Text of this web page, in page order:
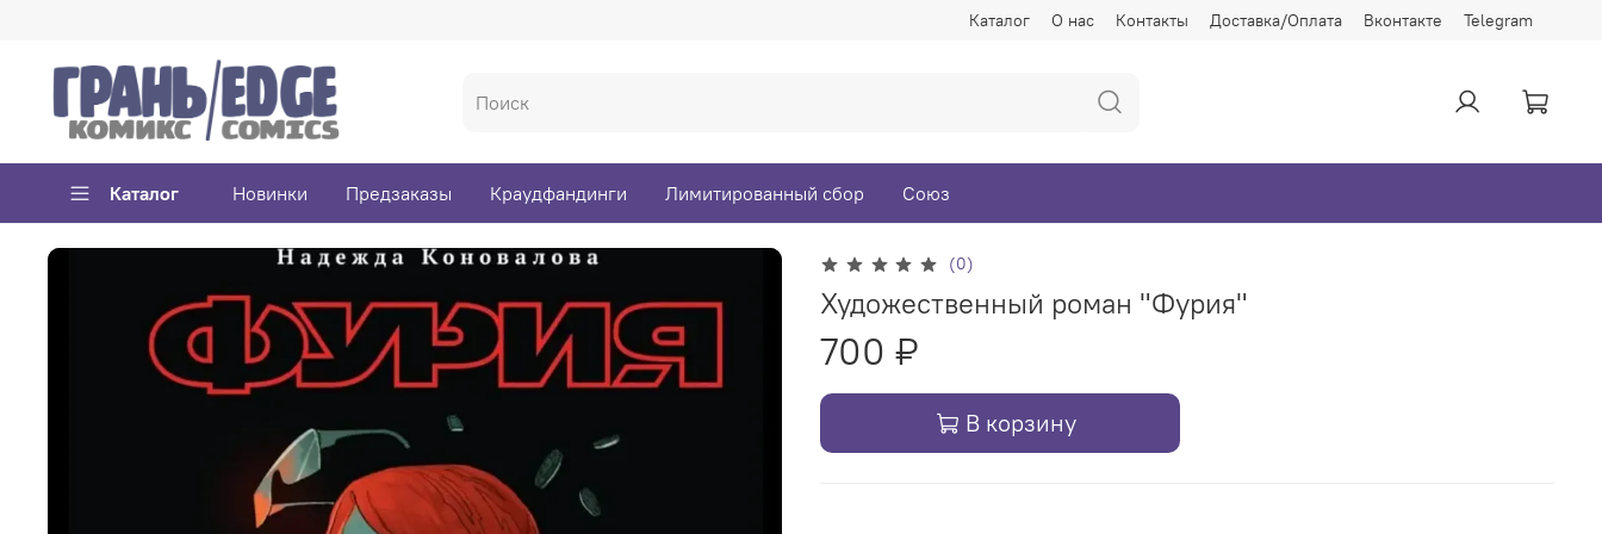
Каталог О нас Контакты Доставка/Оплата Вконтакте Telegram
Каталог Новинки Предзаказы Краудфандинги Лимитированный сбор Союз
(0)
Художественный роман "Фурия"
700 ₽
В корзину